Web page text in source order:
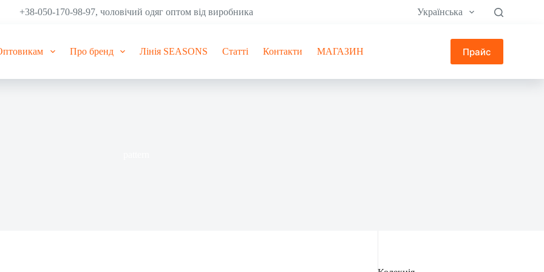
+38-050-170-98-97, чоловічий одяг оптом від виробника Українська
Про бренд Лінія SEASONS Статті Контакти МАГАЗИН Прайс